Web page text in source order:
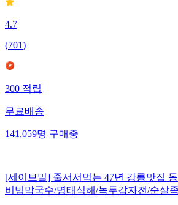
4.7
(701)
300 적립
무료배송
141,059명 구매중
[세이브밀] 줄서서먹는 47년 강릉맛집
비빔막국수/명태식해/녹두감자전/순살